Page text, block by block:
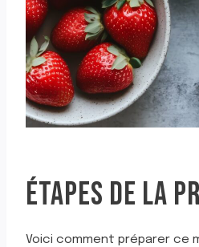
ÉTAPES DE LA
Voici comment préparer ce